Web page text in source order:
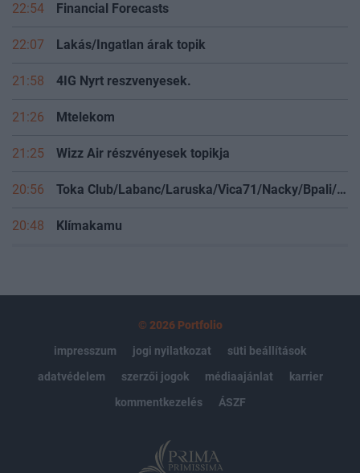
22:54 Financial Forecasts
22:07 Lakás/Ingatlan árak topik
21:58 4IG Nyrt reszvenyesek.
21:26 Mtelekom
21:25 Wizz Air részvényesek topikja
20:56 Toka Club/Labanc/Laruska/Vica71/Nacky/Bpali/Oldrider/Josefernando/Mcbull/Kawaszabi
20:48 Klímakamu
© 2026 Portfolio
impresszum
jogi nyilatkozat
süti beállítások
adatvédelem
szerzői jogok médiaajánlat
karrier
kommentkezelés
ÁSZF